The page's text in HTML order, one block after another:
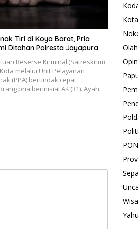
Tiri di Koya Barat, Pria
Ditahan Polresta Jayapura
Reserse Kriminal (Satreskrim)
melalui Unit Pelayanan
(PPA) bertindak cepat
pria berinisial AK (31). Ayah…